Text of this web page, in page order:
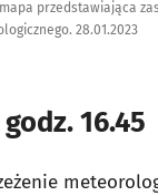
przedstawiająca
28.01.2023
16.45